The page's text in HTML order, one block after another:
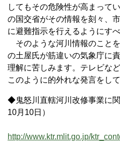
してもその危険性が高まって
の国交省がその情報を刻々、
に避難指示を行えるようにすべ
そのような河川情報のこと
の土屋氏が筋違いの気象庁に
理解に苦しみます。テレビな
このように的外れな発言をし
◆鬼怒川直轄河川改修事業に
10月10日）
http://www.ktr.mlit.go.jp/